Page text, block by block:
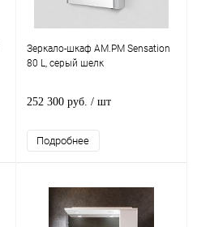
Зеркало-шкаф AM.PM Sensation
80 L, серый шелк
252 300 руб. / шт
Подробнее